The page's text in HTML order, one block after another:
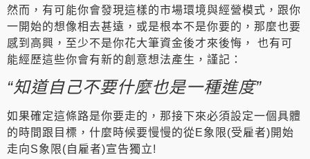
然而，有可能你會發現這樣的市場環境與經營模式，跟你
一開始的想像相去甚遠，或是根本不是你要的，那麼也要
感到高興，至少不是你花大筆資金後才來後悔， 也有可
能經歷這些你會有新的創意想法產生，謹記：
“知道自己不要什麼也是一種進度”
如果確定這條路是你要走的，那接下來必須設定一個具體
的時間跟目標，什麼時候要慢慢的從E象限(受雇者)開始
走向S象限(自雇者)宣告獨立!